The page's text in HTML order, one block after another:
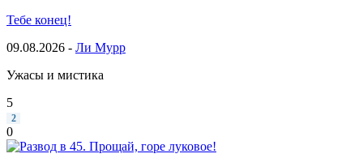
Тебе конец!
09.08.2026 - Ли Мурр
Ужасы и мистика
5
2
0